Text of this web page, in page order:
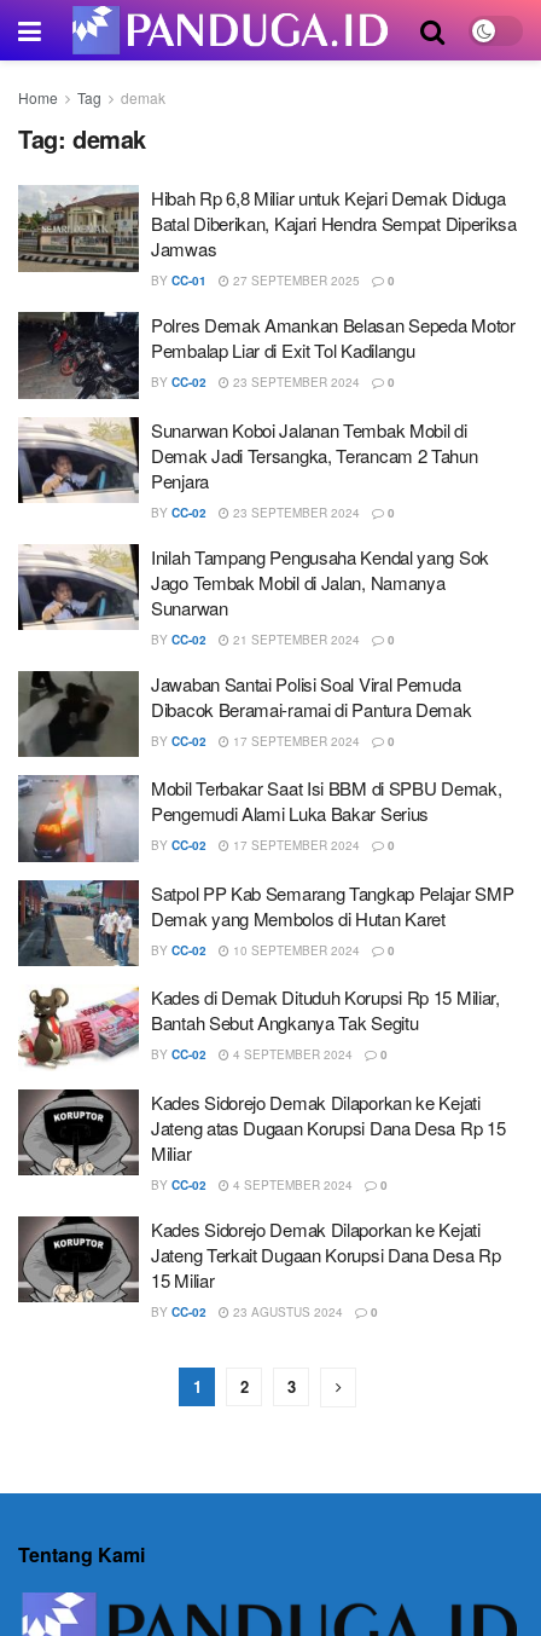
Home Tag demak
Tag: demak
Hibah Rp 6,8 Miliar untuk Kejari Demak Diduga
Batal Diberikan, Kajari Hendra Sempat Diperiksa
Jamwas
BY CC-01 27 SEPTEMBER 2025 0
Polres Demak Amankan Belasan Sepeda Motor
Pembalap Liar di Exit Tol Kadilangu
BY CC-02 23 SEPTEMBER 2024 0
Sunarwan Koboi Jalanan Tembak Mobil di
Demak Jadi Tersangka, Terancam 2 Tahun
Penjara
BY CC-02 23 SEPTEMBER 2024 0
Inilah Tampang Pengusaha Kendal yang Sok
Jago Tembak Mobil di Jalan, Namanya
Sunarwan
BY CC-02 21 SEPTEMBER 2024 0
Jawaban Santai Polisi Soal Viral Pemuda
Dibacok Beramai-ramai di Pantura Demak
BY CC-02 17 SEPTEMBER 2024 0
Mobil Terbakar Saat Isi BBM di SPBU Demak,
Pengemudi Alami Luka Bakar Serius
BY CC-02 17 SEPTEMBER 2024 0
Satpol PP Kab Semarang Tangkap Pelajar SMP
Demak yang Membolos di Hutan Karet
BY CC-02 10 SEPTEMBER 2024 0
Kades di Demak Dituduh Korupsi Rp 15 Miliar,
Bantah Sebut Angkanya Tak Segitu
BY CC-02 4 SEPTEMBER 2024 0
Kades Sidorejo Demak Dilaporkan ke Kejati
Jateng atas Dugaan Korupsi Dana Desa Rp 15
Miliar
BY CC-02 4 SEPTEMBER 2024 0
Kades Sidorejo Demak Dilaporkan ke Kejati
Jateng Terkait Dugaan Korupsi Dana Desa Rp
15 Miliar
BY CC-02 23 AGUSTUS 2024 0
1 2 3
Tentang Kami